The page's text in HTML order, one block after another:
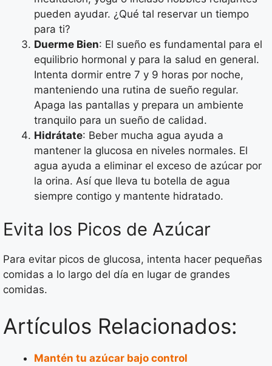
pueden ayudar. ¿Qué tal reservar un tiempo
para ti?
Duerme Bien: El sueño es fundamental para el
equilibrio hormonal y para la salud en general.
Intenta dormir entre 7 y 9 horas por noche,
manteniendo una rutina de sueño regular.
Apaga las pantallas y prepara un ambiente
tranquilo para un sueño de calidad.
Hidrátate: Beber mucha agua ayuda a
mantener la glucosa en niveles normales. El
agua ayuda a eliminar el exceso de azúcar por
la orina. Así que lleva tu botella de agua
siempre contigo y mantente hidratado.
Evita los Picos de Azúcar
Para evitar picos de glucosa, intenta hacer pequeñas
comidas a lo largo del día en lugar de grandes
comidas.
Artículos Relacionados:
Mantén tu azúcar bajo control